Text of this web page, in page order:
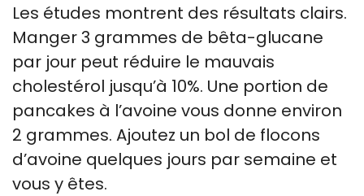
Les études montrent des résultats clairs.
Manger 3 grammes de bêta-glucane
par jour peut réduire le mauvais
cholestérol jusqu’à 10%. Une portion de
pancakes à l’avoine vous donne environ
2 grammes. Ajoutez un bol de flocons
d’avoine quelques jours par semaine et
vous y êtes.